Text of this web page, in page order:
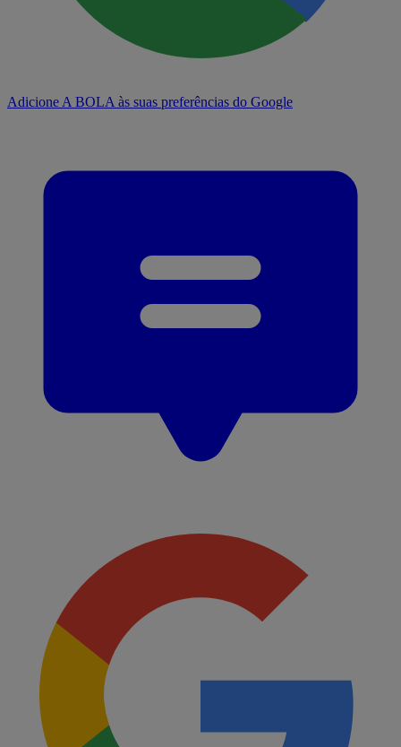
Adicione A BOLA às suas preferências do Google